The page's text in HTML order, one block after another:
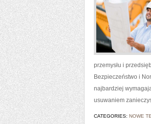
przemysłu i
Bezpieczeństwo i
najbardziej
usuwaniem
CATEGORIES: NOWE